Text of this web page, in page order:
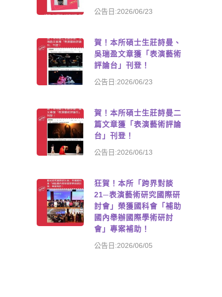
公告日:2026/06/23
賀！本所碩士生莊詩曼、
吳瑞盈文章獲「表演藝術
評論台」刊登！
公告日:2026/06/23
賀！本所碩士生莊詩曼二
篇文章獲「表演藝術評論
台」刊登！
公告日:2026/06/13
狂賀！本所「跨界對談
21─表演藝術研究國際研
討會」榮獲國科會「補助
國內舉辦國際學術研討
會」專案補助！
公告日:2026/06/05